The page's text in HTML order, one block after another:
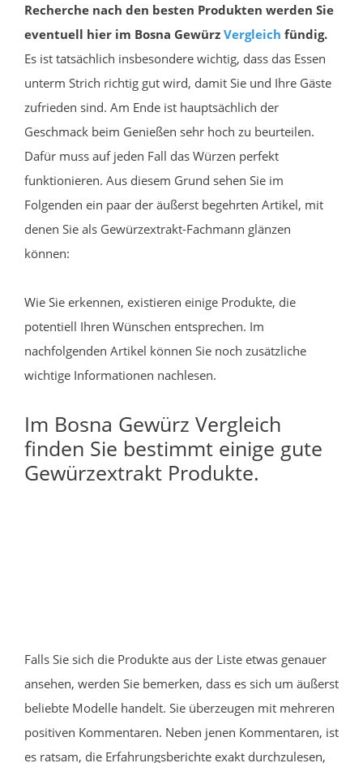
Recherche nach den besten Produkten werden Sie
eventuell hier im Bosna Gewürz Vergleich fündig.
Es ist tatsächlich insbesondere wichtig, dass das Essen
unterm Strich richtig gut wird, damit Sie und Ihre Gäste
zufrieden sind. Am Ende ist hauptsächlich der
Geschmack beim Genießen sehr hoch zu beurteilen.
Dafür muss auf jeden Fall das Würzen perfekt
funktionieren. Aus diesem Grund sehen Sie im
Folgenden ein paar der äußerst begehrten Artikel, mit
denen Sie als Gewürzextrakt-Fachmann glänzen
können:
Wie Sie erkennen, existieren einige Produkte, die
potentiell Ihren Wünschen entsprechen. Im
nachfolgenden Artikel können Sie noch zusätzliche
wichtige Informationen nachlesen.
Im Bosna Gewürz Vergleich
finden Sie bestimmt einige gute
Gewürzextrakt Produkte.
Falls Sie sich die Produkte aus der Liste etwas genauer
ansehen, werden Sie bemerken, dass es sich um äußerst
beliebte Modelle handelt. Sie überzeugen mit mehreren
positiven Kommentaren. Neben jenen Kommentaren, ist
es ratsam, die Erfahrungsberichte exakt durchzulesen,